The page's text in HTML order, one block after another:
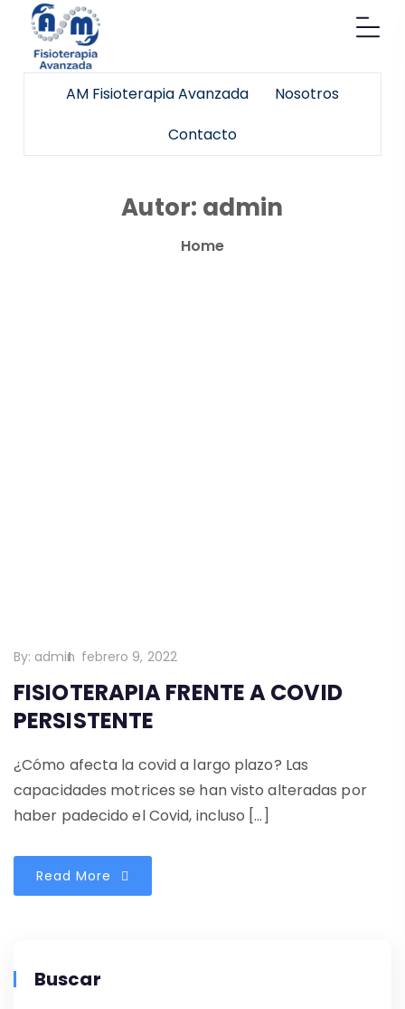
AM Fisioterapia Avanzada
Nosotros
Contacto
Autor: admin
Home
By: admin febrero 9, 2022
FISIOTERAPIA FRENTE A COVID
PERSISTENTE
¿Cómo afecta la covid a largo plazo? Las
capacidades motrices se han visto alteradas por
haber padecido el Covid, incluso […]
Read More
Buscar